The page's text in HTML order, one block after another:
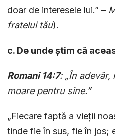
doar de interesele lui.” –
fratelui tău).
c. De unde știm că
Romani 14:7: „În
moare pentru sine.”
„Fiecare faptă a vieții
tinde fie în sus, fie în jos;